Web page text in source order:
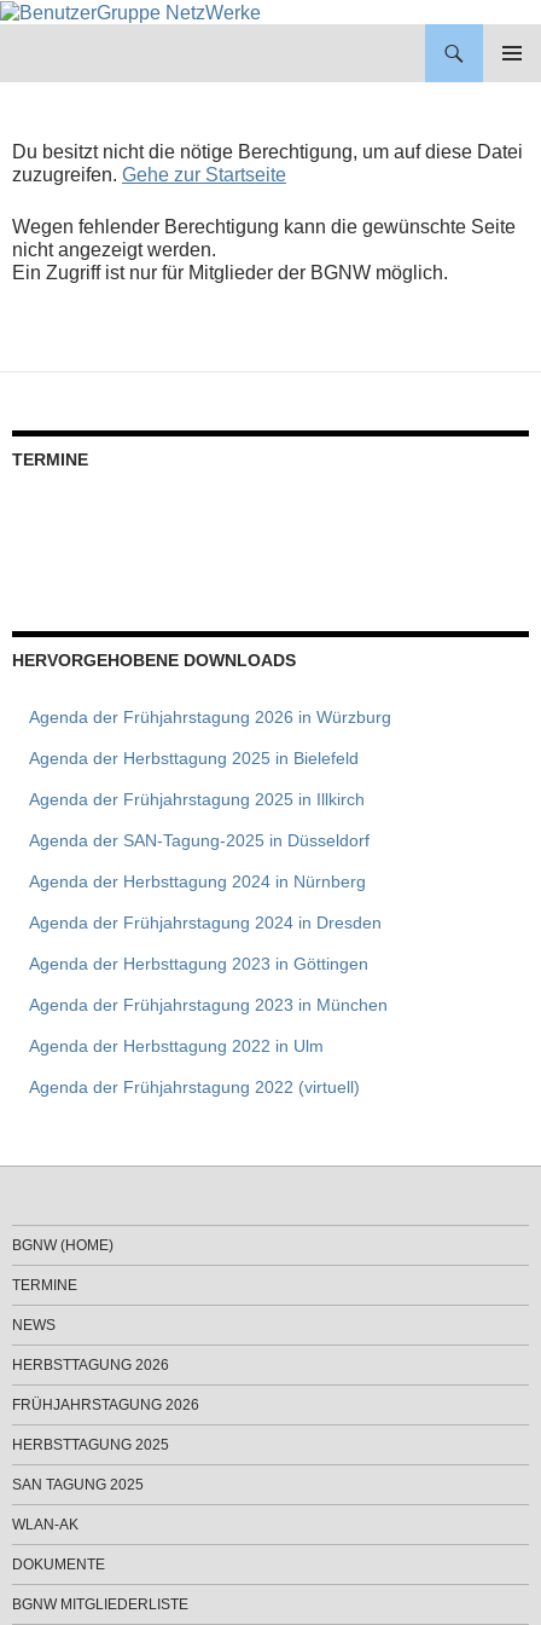
Du besitzt nicht die nötige Berechtigung, um auf diese Datei
zuzugreifen. Gehe zur Startseite
Wegen fehlender Berechtigung kann die gewünschte Seite
nicht angezeigt werden.
Ein Zugriff ist nur für Mitglieder der BGNW möglich.
TERMINE
HERVORGEHOBENE DOWNLOADS
Agenda der Frühjahrstagung 2026 in Würzburg
Agenda der Herbsttagung 2025 in Bielefeld
Agenda der Frühjahrstagung 2025 in Illkirch
Agenda der SAN-Tagung-2025 in Düsseldorf
Agenda der Herbsttagung 2024 in Nürnberg
Agenda der Frühjahrstagung 2024 in Dresden
Agenda der Herbsttagung 2023 in Göttingen
Agenda der Frühjahrstagung 2023 in München
Agenda der Herbsttagung 2022 in Ulm
Agenda der Frühjahrstagung 2022 (virtuell)
BGNW (HOME)
TERMINE
NEWS
HERBSTTAGUNG 2026
FRÜHJAHRSTAGUNG 2026
HERBSTTAGUNG 2025
SAN TAGUNG 2025
WLAN-AK
DOKUMENTE
BGNW MITGLIEDERLISTE